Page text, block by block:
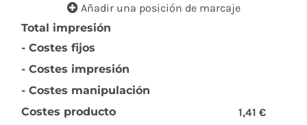
Añadir una posición de marcaje
Total impresión
- Costes fijos
- Costes impresión
- Costes manipulación
Costes producto
1,41 €